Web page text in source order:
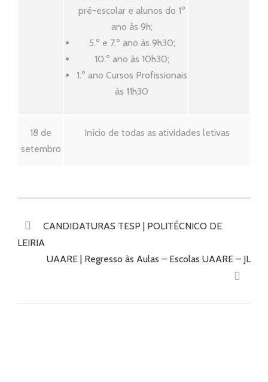
pré-escolar e alunos do 1º
ano às 9h;
5.º e 7.º ano às 9h30;
10.º ano às 10h30;
1.º ano Cursos Profissionais
às 11h30
18 de
setembro
Início de todas as atividades letivas
CANDIDATURAS TESP | POLITÉCNICO DE
LEIRIA
UAARE | Regresso às Aulas – Escolas UAARE – JL